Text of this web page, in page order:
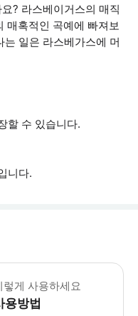
? 라스베이거스의 매직
매혹적인 곡예에 빠져보
일은 라스베가스에 머
할 수 있습니다.
니다.
아두세요 * 공연 내내 스트로
렇게 사용하세요
용방법